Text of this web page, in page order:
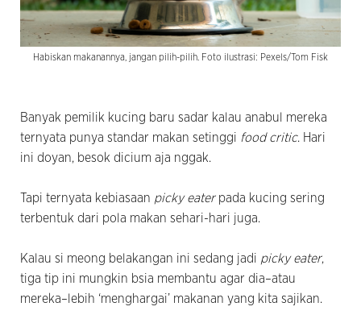
Habiskan makanannya, jangan pilih-pilih. Foto ilustrasi: Pexels/Tom Fisk
Banyak pemilik kucing baru sadar kalau anabul mereka
ternyata punya standar makan setinggi food critic. Hari
ini doyan, besok dicium aja nggak.
Tapi ternyata kebiasaan picky eaterpada kucing sering
terbentuk dari pola makan sehari-hari juga.
Kalau si meong belakangan ini sedang jadi picky eater,
tiga tip ini mungkin bsia membantu agar dia–atau
mereka–lebih ‘menghargai’ makanan yang kita sajikan.